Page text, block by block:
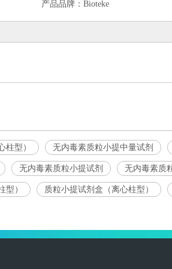
产品品牌： Bioteke
柱型） 无内毒素质粒小提中量试剂
无内毒素质粒小提试剂 无内毒素质
型） 质粒小提试剂盒（离心柱型）